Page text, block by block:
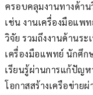
ครอบคลุมงานทางด้า
เช่น งานเครื่องมือแพ
วิจัย รวมถึงงานด้านร
เครื่องมือแพทย์ นักศึก
เรียนรู้ผ่านการแก้ปัญ
โอกาสสร้างเครือข่าย